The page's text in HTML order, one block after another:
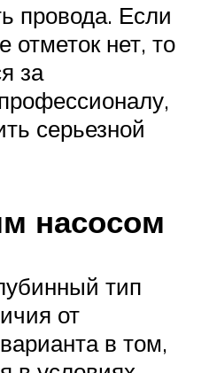
провода. Если
отметок нет, то
за
серьезной
насосом
тип
от
в том,